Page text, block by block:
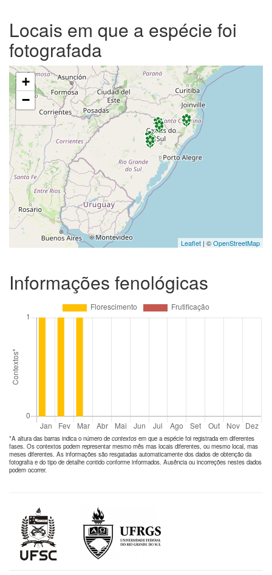
Locais em que a espécie foi
fotografada
+
−
Leaflet | ©OpenStreetMap
Informações fenológicas
*A altura das barras indica o número de contextos em que a espécie foi registrada em diferentes
fases. Os contextos podem representar mesmo mês mas locais diferentes, ou mesmo local, mas
meses diferentes. As informações são resgatadas automaticamente dos dados de obtenção da
fotografia e do tipo de detalhe contido conforme informados. Ausência ou incorreções nestes dados
podem ocorrer.